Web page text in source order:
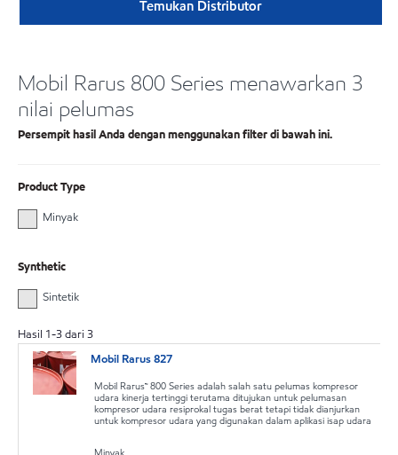
Temukan Distributor
Mobil Rarus 800 Series menawarkan 3
nilai pelumas
Persempit hasil Anda dengan menggunakan filter di bawah ini.
Product Type
Minyak
Synthetic
Sintetik
Hasil 1-3dari 3
Mobil Rarus 827
Mobil Rarus™ 800 Series adalah salah satu pelumas kompresor
udara kinerja tertinggi terutama ditujukan untuk pelumasan
kompresor udara resiprokal tugas berat tetapi tidak dianjurkan
untuk kompresor udara yang digunakan dalam aplikasi isap udara